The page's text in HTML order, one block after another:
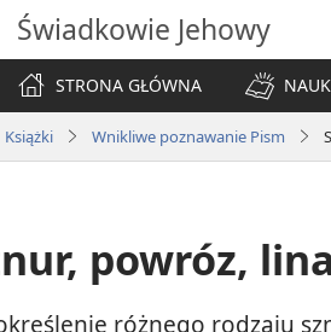
Świadkowie Jehowy
STRONA GŁÓWNA
Książki Wnikliwe poznawanie Pism
powróz, lina
różnego rodzaju